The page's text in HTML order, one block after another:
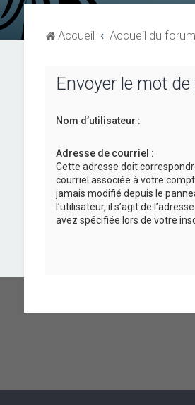
Accueil Accueil du forum
Envoyer le mot
Nom d’utilisateur :
Adresse de courriel :
Cette adresse doit
courriel associée à votre
jamais modifié depuis le
l’utilisateur, il s’agit de
avez spécifiée lors de votre